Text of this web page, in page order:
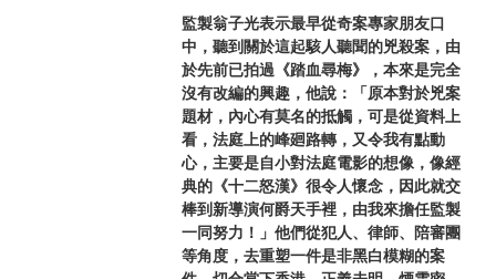
監製翁子光表示最早從奇案專家朋友口
中，聽到關於這起駭人聽聞的兇殺案，由
於先前已拍過《踏血尋梅》，本來是完全
沒有改編的興趣，他說：「原本對於兇案
題材，內心有莫名的抵觸，可是從資料上
看，法庭上的峰廻路轉，又令我有點動
心，主要是自小對法庭電影的想像，像經
典的《十二怒漢》很令人懷念，因此就交
棒到新導演何爵天手裡，由我來擔任監製
一同努力！」他們從犯人、律師、陪審團
等角度，去重塑一件是非黑白模糊的案